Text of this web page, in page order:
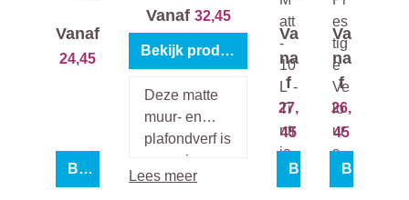
ct
Matt
Vanaf
24,45
Bekijk product
Vanaf 32,45
Bekijk product
Deze matte
muur- en
plafondverf is
een primer
en afwerking
Lees meer
ma
Pe
arl
Cl
ea
n
Ma
tt
Va
na
f
27,
45
Bekijk product
tal
Ma
gn
ac
ryl
Pr
est
ige
Vel
ou
Va
na
f
26,
45
Bekijk